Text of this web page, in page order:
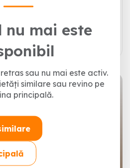
mesajul
nu mai este
sau nu mai este activ.
similare sau revino pe
principală.